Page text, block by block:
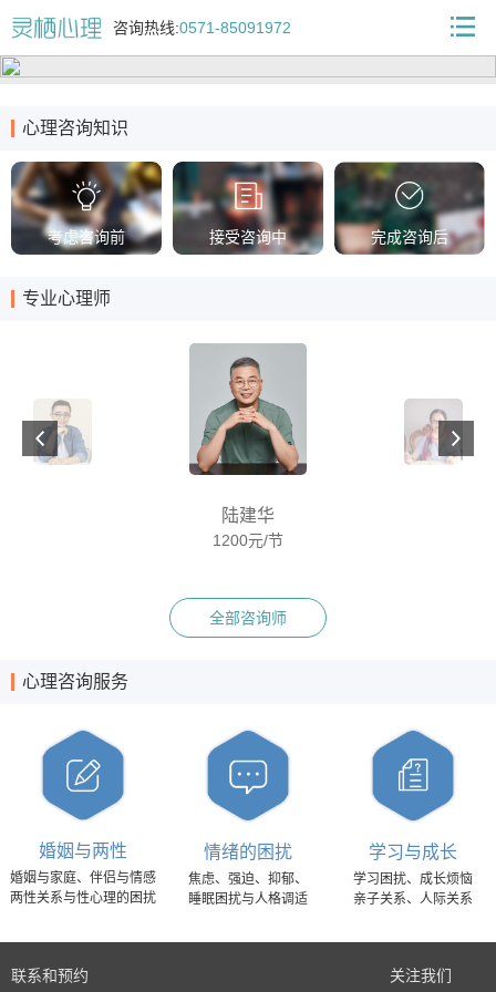
咨询热线:0571-85091972
心理咨询知识
考虑咨询前 接受咨询中 完成咨询后
专业心理师
陆建华
1200元/节
全部咨询师
心理咨询服务
婚姻与两性
婚姻与家庭、伴侣与情感
两性关系与性心理的困扰
情绪的困扰
焦虑、强迫、抑郁、
睡眠困扰与人格调适
学习与成长
学习困扰、成长烦恼
亲子关系、人际关系
联系和预约 关注我们